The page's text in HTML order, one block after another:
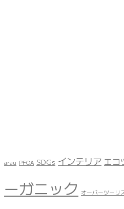
arau PFOA SDGs インテリア エコ
ーガニック オーバーツーリ